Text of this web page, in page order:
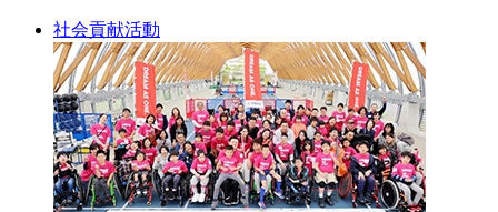
社会貢献活動